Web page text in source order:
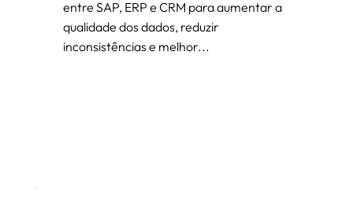
entre SAP, ERP e CRM para aumentar a
qualidade dos dados, reduzir
inconsistências e melhor...